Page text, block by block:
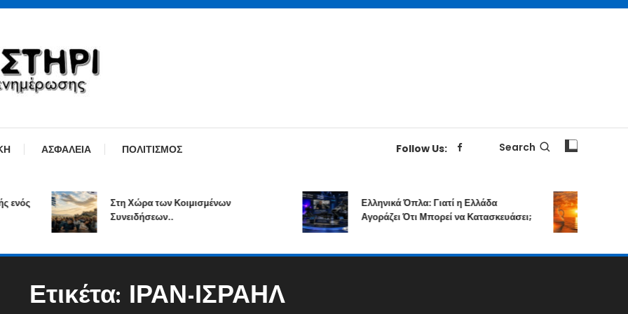
ΑΣΦΑΛΕΙΑ ΠΟΛΙΤΙΣΜΟΣ Follow Us: Search
Στη Χώρα των Κοιμισμένων
Συνειδήσεων..
Ελληνικά Όπλα: Γιατί η Ελλάδα
Αγοράζει Ότι Μπορεί να Κατασκευάσει;
Ετικέτα: ΙΡΑΝ-ΙΣΡΑΗΛ